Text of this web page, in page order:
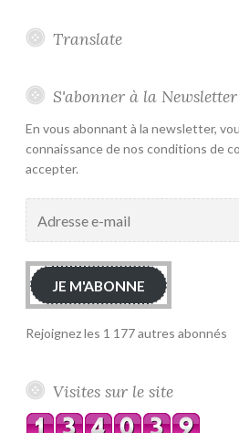
Translate
S'abonner à la Newsletter
En vous abonnant à la newsletter,
connaissance de nos conditions de
accepter.
mail
JE M'ABONNE
Rejoignez les 1 177 autres abonnés
Visites sur le site